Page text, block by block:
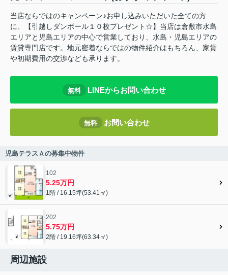
当店ならではのキャンペーン♪お申し込みいただいた全ての方
に、【引越しダンボール１０枚プレゼント☆】当店は倉敷市水島
エリアと児島エリアの中心で営業しており、水島・児島エリアの
賃貸専門店です。地元密着ならではの物件紹介はもちろん、家賃
や初期費用の交渉なども承ります。
無料 LINEからお問い合わせ
無料 お問い合わせ
児島テラスＡの募集中物件
102
5.25万円
1階 / 16.15坪(53.41㎡)
202
5.75万円
2階 / 19.16坪(63.34㎡)
周辺施設